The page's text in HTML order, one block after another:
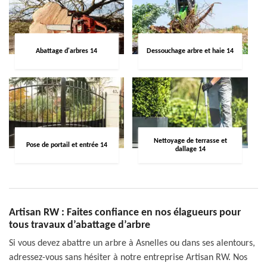
Abattage d'arbres 14 Dessouchage arbre et haie 14
Pose de portail et entrée 14
Nettoyage de terrasse et
dallage 14
Artisan RW : Faites confiance en nos élagueurs pour
tous travaux d’abattage d’arbre
Si vous devez abattre un arbre à Asnelles ou dans ses alentours,
adressez-vous sans hésiter à notre entreprise Artisan RW. Nos